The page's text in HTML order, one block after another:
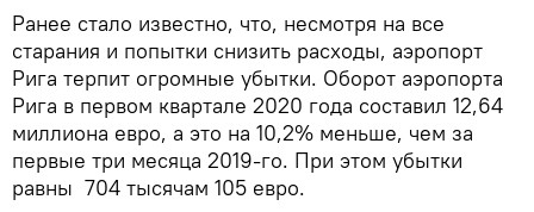
Ранее стало известно, что, несмотря на все
старания и попытки снизить расходы, аэропорт
Рига терпит огромные убытки. Оборот аэропорта
Рига в первом квартале 2020 года составил 12,64
миллиона евро, а это на 10,2% меньше, чем за
первые три месяца 2019-го. При этом убытки
равны 704 тысячам 105 евро.